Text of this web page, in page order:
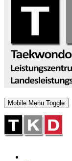
Mobile Menu Toggle